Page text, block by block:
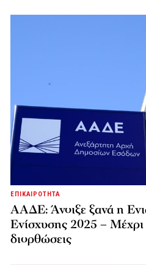
ΕΠΙΚΑΙΡΟΤΗΤΑ
ΑΑΔΕ: Άνοιξε ξανά η
Ενίσχυσης 2025 – Μέχρι
διορθώσεις